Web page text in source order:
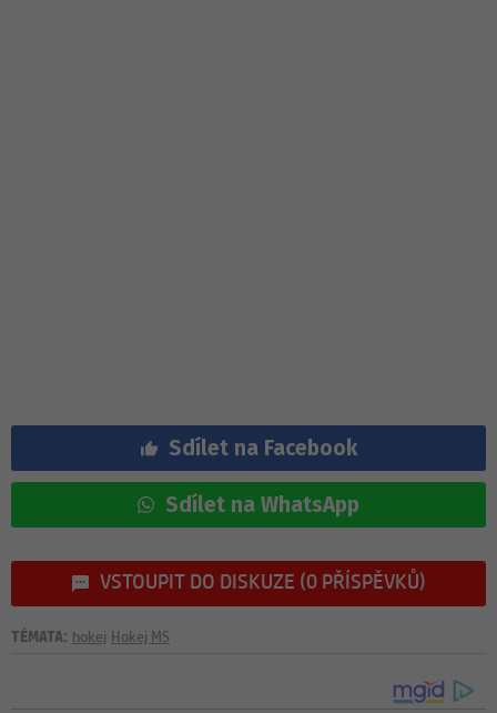
Sdílet na Facebook
Sdílet na WhatsApp
VSTOUPIT DO DISKUZE (0 PŘÍSPĚVKŮ)
TÉMATA: hokej Hokej MS